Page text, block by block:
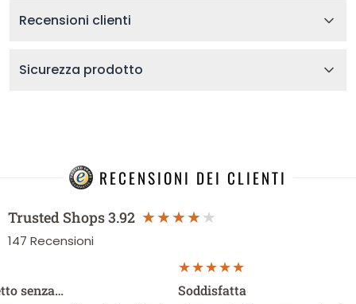
Recensioni clienti
Sicurezza prodotto
RECENSIONI DEI CLIENTI
Trusted Shops3.92
147 Recensioni
senza… Soddisfatta